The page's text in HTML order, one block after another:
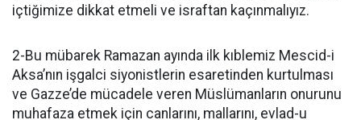
içtiğimize dikkat etmeli ve israftan kaçınmalıyız.
2-Bu mübarek Ramazan ayında ilk kıblemiz Mescid-i
Aksa’nın işgalci siyonistlerin esaretinden kurtulması
ve Gazze’de mücadele veren Müslümanların onurunu
muhafaza etmek için canlarını, mallarını, evlad-u